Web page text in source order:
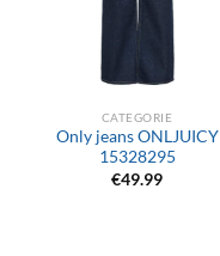
CATEGORIE
Only jeans ONLJUICY
15328295
€49.99